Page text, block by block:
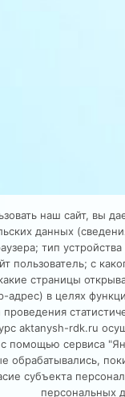
наш сайт, вы
данных
тип
пользователь; с
страницы
адрес) в целях
проведения
aktanysh-rdk.ru
с помощью сервиса
обрабатывались,
субъекта
персональных